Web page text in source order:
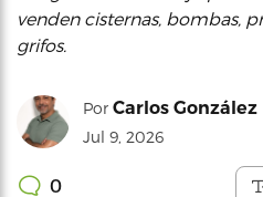
venden cisternas, bombas,
grifos.
Por Carlos González
Jul 9, 2026
0